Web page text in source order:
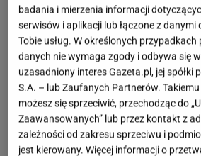
badania i mierzenia informacji
serwisów i aplikacji lub łączone z
Tobie usług. W określonych
danych nie wymaga zgody i odbywa się
uzasadniony interes Gazeta.pl, jej spółki
S.A. – lub Zaufanych Partnerów.
możesz się sprzeciwić, przechodząc do
Zaawansowanych” lub przez kontakt z
zależności od zakresu sprzeciwu i
jest kierowany. Więcej informacji o